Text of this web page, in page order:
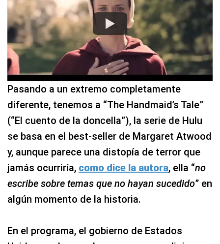
Pasando a un extremo completamente
diferente, tenemos a “The Handmaid’s Tale”
(“El cuento de la doncella”), la serie de Hulu
se basa en el best-seller de Margaret Atwood
y, aunque parece una distopía de terror que
jamás ocurriría, como dice la autora, ella “no
escribe sobre temas que no hayan sucedido” en
algún momento de la historia.
En el programa, el gobierno de Estados